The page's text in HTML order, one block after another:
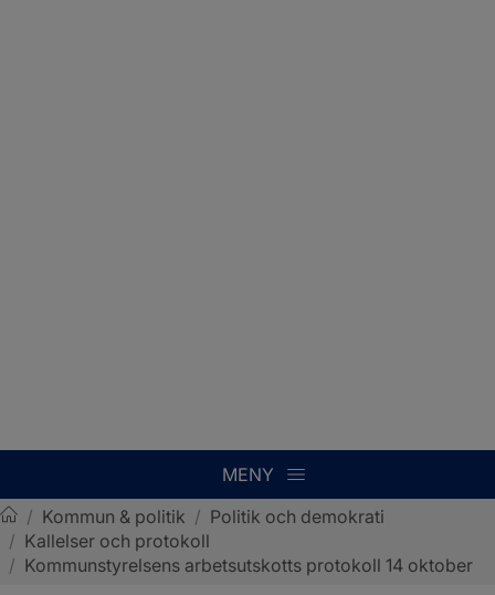
MENY
Sotenäs kommun
/ Kommun & politik / Politik och demokrati
/ Kallelser och protokoll
/ Kommunstyrelsens arbetsutskotts protokoll 14 oktober